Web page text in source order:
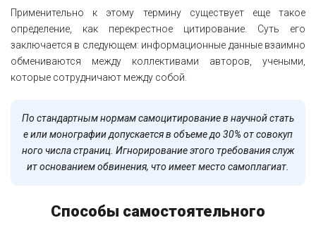
Применительно к этому термину существует еще такое
определение, как перекрестное цитирование. Суть его
заключается в следующем: информационные данные взаимно
обмениваются между коллективами авторов, учеными,
которые сотрудничают между собой.
По стандартным нормам самоцитирование в научной стать
е или монографии допускается в объеме до 30% от совокуп
ного числа страниц. Игнорирование этого требования служ
ит основанием обвинения, что имеет место самоплагиат.
Способы самостоятельного